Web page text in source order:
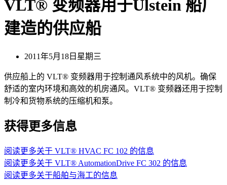
VLT® 变频器用于Ulstein 船厂
建造的供应船
2011年5月18日星期三
供应船上的 VLT® 变频器用于控制通风系统中的风机。确保
舒适的室内环境和高效的机房通风。VLT® 变频器还用于控制
制冷和货物系统的压缩机和泵。
获得更多信息
阅读更多关于 VLT® HVAC FC 102 的信息
阅读更多关于 VLT® AutomationDrive FC 302 的信息
阅读更多关于船舶与海工的信息